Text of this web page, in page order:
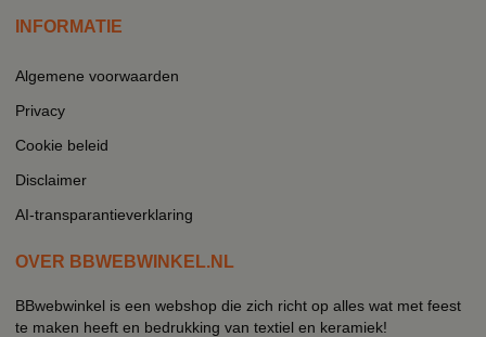
INFORMATIE
Algemene voorwaarden
Privacy
Cookie beleid
Disclaimer
AI-transparantieverklaring
OVER BBWEBWINKEL.NL
BBwebwinkel is een webshop die zich richt op alles wat met feest
te maken heeft en bedrukking van textiel en keramiek!